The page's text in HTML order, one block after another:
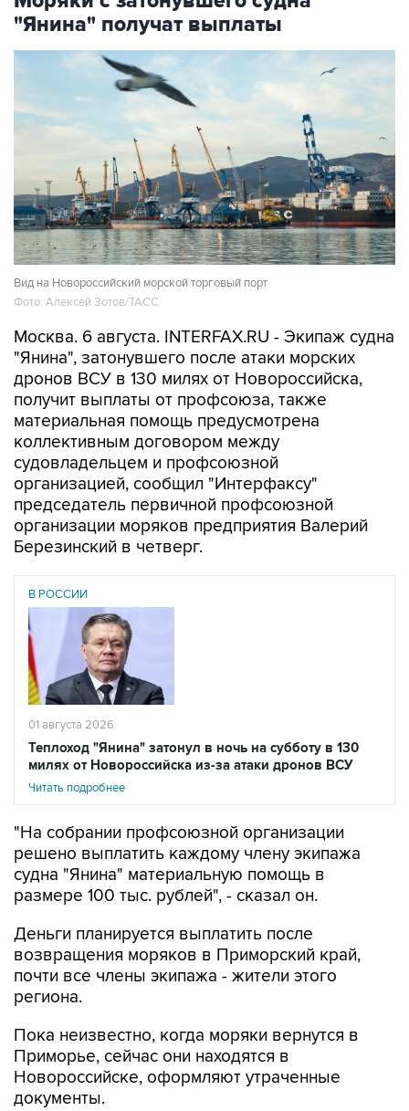
"Янина" получат выплаты
Вид на Новороссийский морской торговый порт
Фото: Алексей Зотов/ТАСС
Москва. 6 августа. INTERFAX.RU - Экипаж судна
"Янина", затонувшего после атаки морских
дронов ВСУ в 130 милях от Новороссийска,
получит выплаты от профсоюза, также
материальная помощь предусмотрена
коллективным договором между
судовладельцем и профсоюзной
организацией, сообщил "Интерфаксу"
председатель первичной профсоюзной
организации моряков предприятия Валерий
Березинский в четверг.
В РОССИИ
01 августа 2026
Теплоход "Янина" затонул в ночь на субботу в 130
милях от Новороссийска из-за атаки дронов ВСУ
Читать подробнее
"На собрании профсоюзной организации
решено выплатить каждому члену экипажа
судна "Янина" материальную помощь в
размере 100 тыс. рублей", - сказал он.
Деньги планируется выплатить после
возвращения моряков в Приморский край,
почти все члены экипажа - жители этого
региона.
Пока неизвестно, когда моряки вернутся в
Приморье, сейчас они находятся в
Новороссийске, оформляют утраченные
документы.